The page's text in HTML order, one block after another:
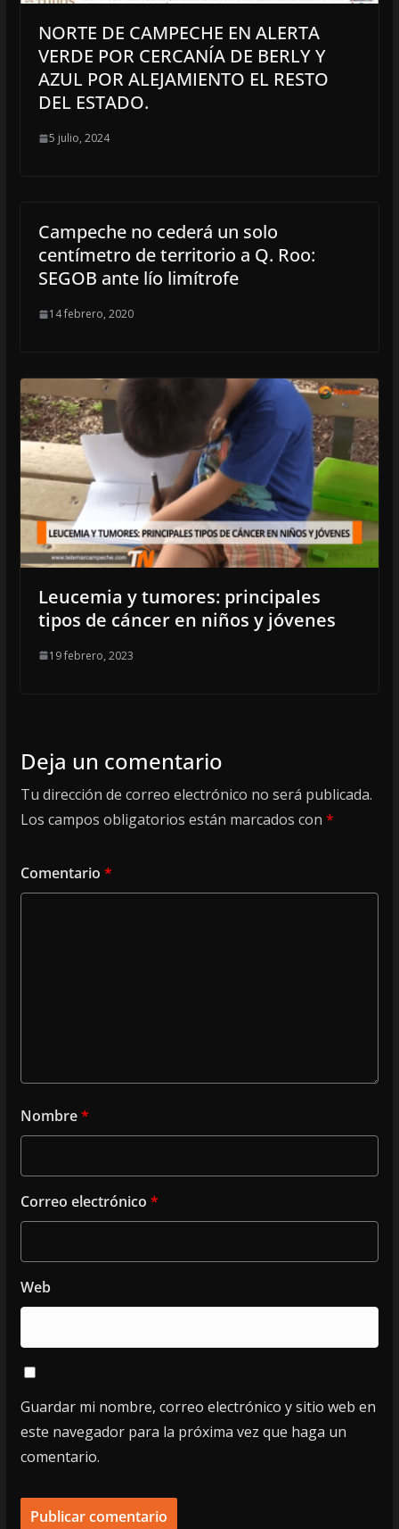
NORTE DE CAMPECHE EN ALERTA
VERDE POR CERCANÍA DE BERLY Y
AZUL POR ALEJAMIENTO EL RESTO
DEL ESTADO.
5 julio, 2024
Campeche no cederá un solo
centímetro de territorio a Q. Roo:
SEGOB ante lío limítrofe
14 febrero, 2020
Leucemia y tumores: principales
tipos de cáncer en niños y jóvenes
19 febrero, 2023
Deja un comentario
Tu dirección de correo electrónico no será publicada.
Los campos obligatorios están marcados con *
Comentario *
Nombre*
Correo electrónico *
Web
Guardar mi nombre, correo electrónico y sitio web en
este navegador para la próxima vez que haga un
comentario.